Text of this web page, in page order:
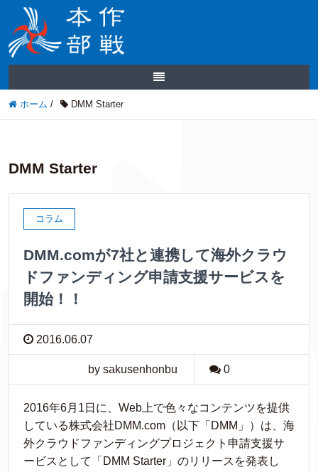
ホーム / DMM Starter
DMM Starter
コラム
DMM.comが7社と連携して海外クラウ
ドファンディング申請支援サービスを
開始！！
2016.06.07
by sakusenhonbu 0
2016年6月1日に、Web上で色々なコンテンツを提供
している株式会社DMM.com（以下「DMM」）は、海
外クラウドファンディングプロジェクト申請支援サ
ービスとして「DMM Starter」のリリースを発表し